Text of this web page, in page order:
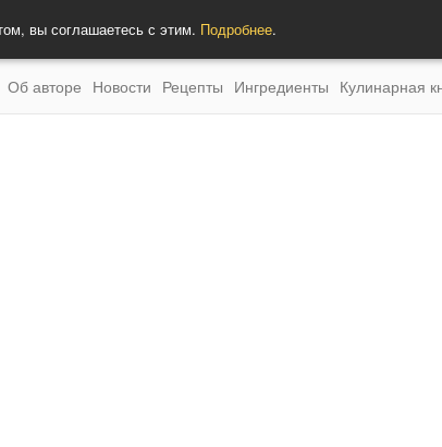
вы соглашаетесь с этим. Подробнее.
Об авторе Новости Рецепты Ингредиенты Кулинарная